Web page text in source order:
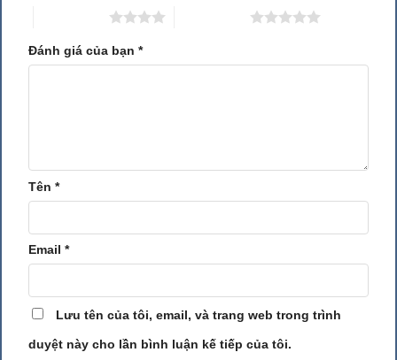
quay và vỏ, vật liệu sẽ bị nghiền nát. Sau đó,vật liệu sẽ được đi ra
phần dưới của máy.
Đánh giá của bạn *
Tên *
Email *
Lưu tên của tôi, email, và trang web trong trình
duyệt này cho lần bình luận kế tiếp của tôi.